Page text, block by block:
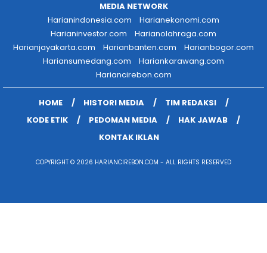
MEDIA NETWORK
Harianindonesia.com
Harianekonomi.com
Harianinvestor.com
Harianolahraga.com
Harianjayakarta.com
Harianbanten.com
Harianbogor.com
Hariansumedang.com
Hariankarawang.com
Hariancirebon.com
HOME HISTORI MEDIA
TIM REDAKSI
KODE ETIK
PEDOMAN MEDIA
HAK JAWAB
KONTAK IKLAN
COPYRIGHT © 2026 HARIANCIREBON.COM - ALL RIGHTS RESERVED